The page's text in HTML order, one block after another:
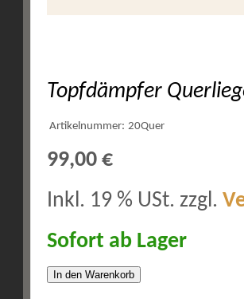
Topfdämpfer
Artikelnummer: 20Quer
99,00 €
Inkl. 19 % USt. zzgl.
Sofort ab Lager
In den Warenkorb